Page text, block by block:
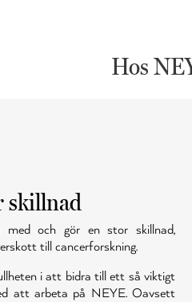
Hos
skillnad
och gör en stor skillnad,
till cancerforskning.
i att bidra till ett så viktigt
att arbeta på NEYE. Oavsett